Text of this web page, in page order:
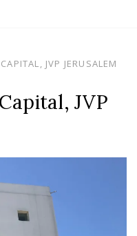
JVP JERUSALEM
JVP